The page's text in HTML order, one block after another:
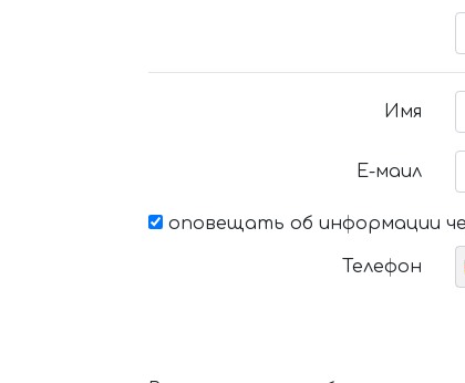
Имя
Е-маил
оповещать об информации
Телефон